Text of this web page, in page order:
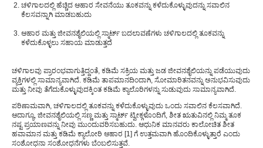
ತೀರ್ಮಾನ
ಚಳಿಗಾಲದಲ್ಲಿ ಹೆಚ್ಚಿದ ಆಹಾರ ಸೇವನೆಯು ತೂಕವನ್ನು ಕಳೆದುಕೊಳ್ಳುವುದನ್ನು ಸವಾಲಿನ
ಕೆಲಸವನ್ನಾಗಿ ಮಾಡಬಹುದು
ಆಹಾರ ಮತ್ತು ಜೀವನಶೈಲಿಯಲ್ಲಿ ಸ್ಮಾರ್ಟ್ ಬದಲಾವಣೆಗಳು ಚಳಿಗಾಲದಲ್ಲಿ ತೂಕವನ್ನು
ಕಳೆದುಕೊಳ್ಳಲು ಸಹಾಯ ಮಾಡುತ್ತದೆ
ಚಳಿಗಾಲವು ಪ್ರಾರಂಭವಾಗುತ್ತಿದ್ದಂತೆ, ಕಡಿಮೆ ಸಕ್ರಿಯ ಮತ್ತು ಜಡ ಜೀವನಶೈಲಿಯನ್ನು ಪಡೆಯುವುದು
ವ್ಯಕ್ತಿಗಳಲ್ಲಿ ಸಾಮಾನ್ಯವಾಗಿದೆ. ಕಡಿಮೆ ತಾಪಮಾನದಿಂದಾಗಿ, ಸೋಮಾರಿತನವನ್ನು ಅನುಭವಿಸುವುದು
ಮತ್ತು ನೀವು ತೆಗೆದುಕೊಳ್ಳುವುದಕ್ಕಿಂತ ಕಡಿಮೆ ಕ್ಯಾಲೊರಿಗಳನ್ನು ಸುಡುವುದು ಸಾಮಾನ್ಯವಾಗಿದೆ.
ಪರಿಣಾಮವಾಗಿ, ಚಳಿಗಾಲದಲ್ಲಿ ತೂಕವನ್ನು ಕಳೆದುಕೊಳ್ಳುವುದು ಒಂದು ಸವಾಲಿನ ಕೆಲಸವಾಗಿದೆ.
ಆದಾಗ್ಯೂ, ಜೀವನಶೈಲಿಯಲ್ಲಿ ಸಣ್ಣ ಮತ್ತು ಸ್ಮಾರ್ಟ್ ಟ್ವೀಕ್ಗಳೊಂದಿಗೆ, ಶೀತ ಋತುವಿನಲ್ಲಿ ನಿಮ್ಮ ತೂಕ
ನಷ್ಟ ಪ್ರಯಾಣವನ್ನು ನೀವು ಮುಂದುವರಿಸಬಹುದು. ಆಧುನಿಕ ಮಾನವರು ಕಾಲೋಚಿತ ಶೀತ
ಹವಾಮಾನ ಮತ್ತು ಕಡಿಮೆ ಕ್ಯಾಲೋರಿ ಆಹಾರ [1] ಗೆ ಉತ್ತಮವಾಗಿ ಹೊಂದಿಕೊಳ್ಳುತ್ತಾರೆ ಎಂದು
ಸಂಶೋಧನಾ ಸಂಶೋಧನೆಗಳು ಬೆಂಬಲಿಸುತ್ತವೆ.